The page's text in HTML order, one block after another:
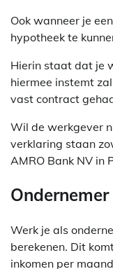
Ook wanneer je
hypotheek te
Hierin staat dat je
hiermee instemt
vast contract
Wil de werkgever
verklaring staan
AMRO Bank NV in
Ondernemer
Werk je als
berekenen. Dit
inkomen per